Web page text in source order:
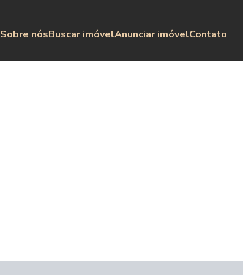
Sobre nósBuscar imóvelAnunciar imóvelContato